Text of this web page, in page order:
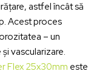
astfel încât să
Acest proces
– un
vascularizare.
Flex 25x30mm este